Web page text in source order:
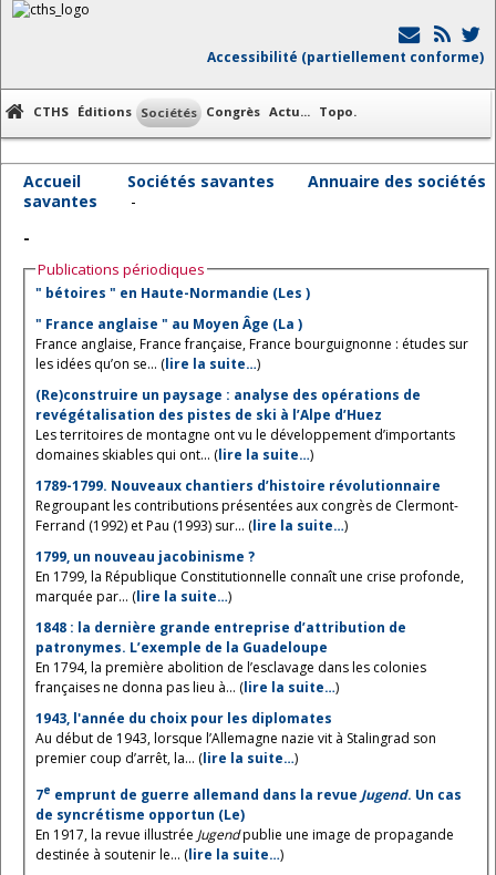
Accessibilité (partiellement conforme)
CTHS Éditions Sociétés Congrès Actu... Topo.
Accueil Sociétés savantes
Annuaire des sociétés
savantes
-
-
Publications périodiques
" bétoires " en Haute-Normandie (Les )
" France anglaise " au Moyen Âge (La )
France anglaise, France française, France bourguignonne : études sur
les idées qu’on se... (lire la suite…)
(Re)construire un paysage : analyse des opérations de
revégétalisation des pistes de ski à l’Alpe d’Huez
Les territoires de montagne ont vu le développement d’importants
domaines skiables qui ont... (lire la suite…)
1789-1799. Nouveaux chantiers d’histoire révolutionnaire
Regroupant les contributions présentées aux congrès de Clermont-
Ferrand (1992) et Pau (1993) sur... (lire la suite…)
1799, un nouveau jacobinisme ?
En 1799, la République Constitutionnelle connaît une crise profonde,
marquée par... (lire la suite…)
1848 : la dernière grande entreprise d’attribution de
patronymes. L’exemple de la Guadeloupe
En 1794, la première abolition de l’esclavage dans les colonies
françaises ne donna pas lieu à... (lire la suite…)
1943, l'année du choix pour les diplomates
Au début de 1943, lorsque l’Allemagne nazie vit à Stalingrad son
premier coup d’arrêt, la... (lire la suite…)
7e emprunt de guerre allemand dans la revue Jugend. Un cas
de syncrétisme opportun (Le)
En 1917, la revue illustrée Jugendpublie une image de propagande
destinée à soutenir le... (lire la suite…)